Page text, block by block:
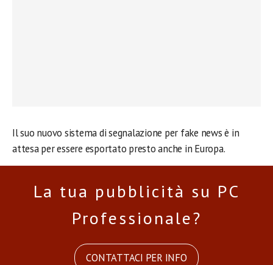
Il suo nuovo sistema di segnalazione per fake news è in
attesa per essere esportato presto anche in Europa.
La tua pubblicità su PC
Professionale?
CONTATTACI PER INFO